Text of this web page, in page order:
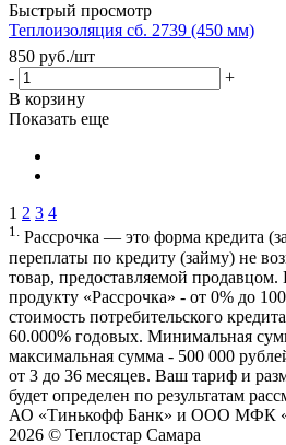
Быстрый просмотр
Теплоизоляция сб. 2739 (450 мм)
850 руб./шт
-
+
В корзину
Показать еще
1 2 3 4
1. Рассрочка — это форма кредита
переплаты по кредиту (займу) не
товар, предоставляемой продавцом.
продукту «Рассрочка» - от 0% до
стоимость потребительского
60.000% годовых. Минимальная
максимальная сумма - 500 000
от 3 до 36 месяцев. Ваш тариф и
будет определен по результатам
АО «Тинькофф Банк» и ООО МФК
2026 © Теплостар Самара